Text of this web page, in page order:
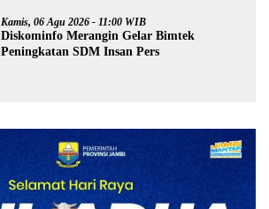
Kamis, 06 Agu 2026 - 11:00 WIB
Diskominfo Merangin Gelar Bimtek
Peningkatan SDM Insan Pers